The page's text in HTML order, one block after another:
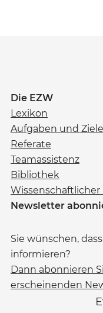
Die EZW
Lexikon
Aufgaben und Ziele
Referate
Teamassistenz
Bibliothek
Wissenschaftlicher
Newsletter
Sie wünschen,
informieren?
Dann abonnieren
erscheinenden